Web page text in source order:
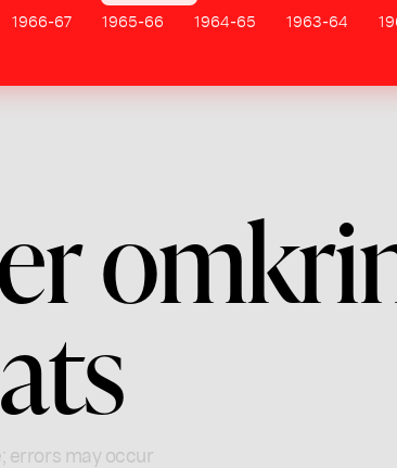
1966-67 1965-66 1964-65 1963-64
errors may occur